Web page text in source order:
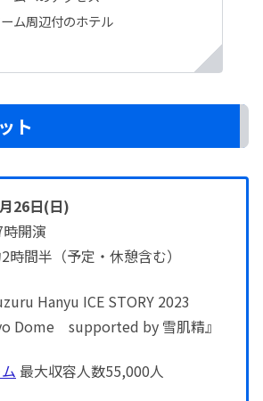
ム周辺付のホテル
ト
26日(日)
開演
間半（予定・休憩含む）
Hanyu ICE STORY 2023
Dome supported by 雪肌精』
最大収容人数55,000人